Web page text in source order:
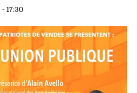
- 17:30